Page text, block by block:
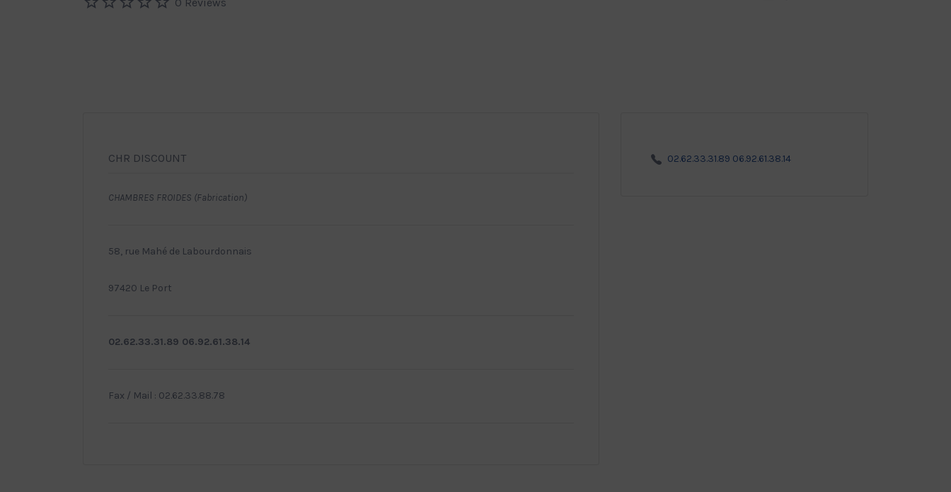
CHR DISCOUNT
CHAMBRES FROIDES (Fabrication)
58, rue Mahé de Labourdonnais
97420 Le Port
02.62.33.31.89 06.92.61.38.14
Fax / Mail : 02.62.33.88.78
02.62.33.31.89 06.92.61.38.14